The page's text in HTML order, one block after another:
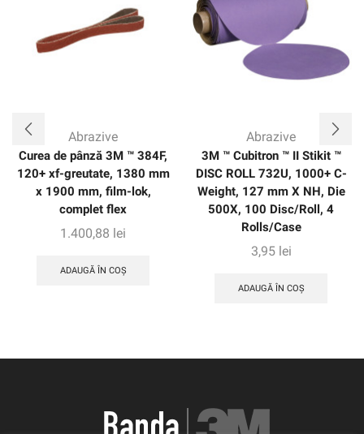
Abrazive
Curea de pânză 3M ™ 384F,
120+ xf-greutate, 1380 mm
x 1900 mm, film-lok,
complet flex
1.400,88 lei
ADAUGĂ ÎN COȘ
Abrazive
3M ™ Cubitron ™ II Stikit ™
DISC ROLL 732U, 1000+ C-
Weight, 127 mm X NH, Die
500X, 100 Disc/Roll, 4
Rolls/Case
3,95 lei
ADAUGĂ ÎN COȘ